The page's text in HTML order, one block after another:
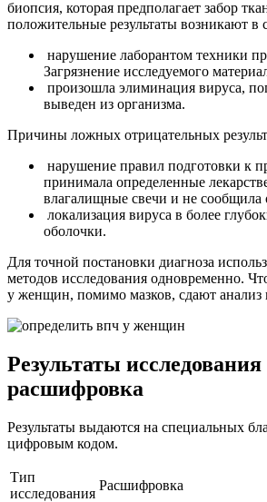
биопсия, которая предполагает забор
положительные результаты возникают в
нарушение лаборантом техники
Загрязнение исследуемого
произошла элиминация вируса,
выведен из организма.
Причины ложных отрицательных
нарушение правил подготовки к
принимала определенные
влагалищные свечи и не сообщила
локализация вируса в более
оболочки.
Для точной постановки диагноза
методов исследования одновременно.
у женщин, помимо мазков, сдают
Результаты исследования
расшифровка
Результаты выдаются на специальных
цифровым кодом.
Тип
исследования
Расшифровка